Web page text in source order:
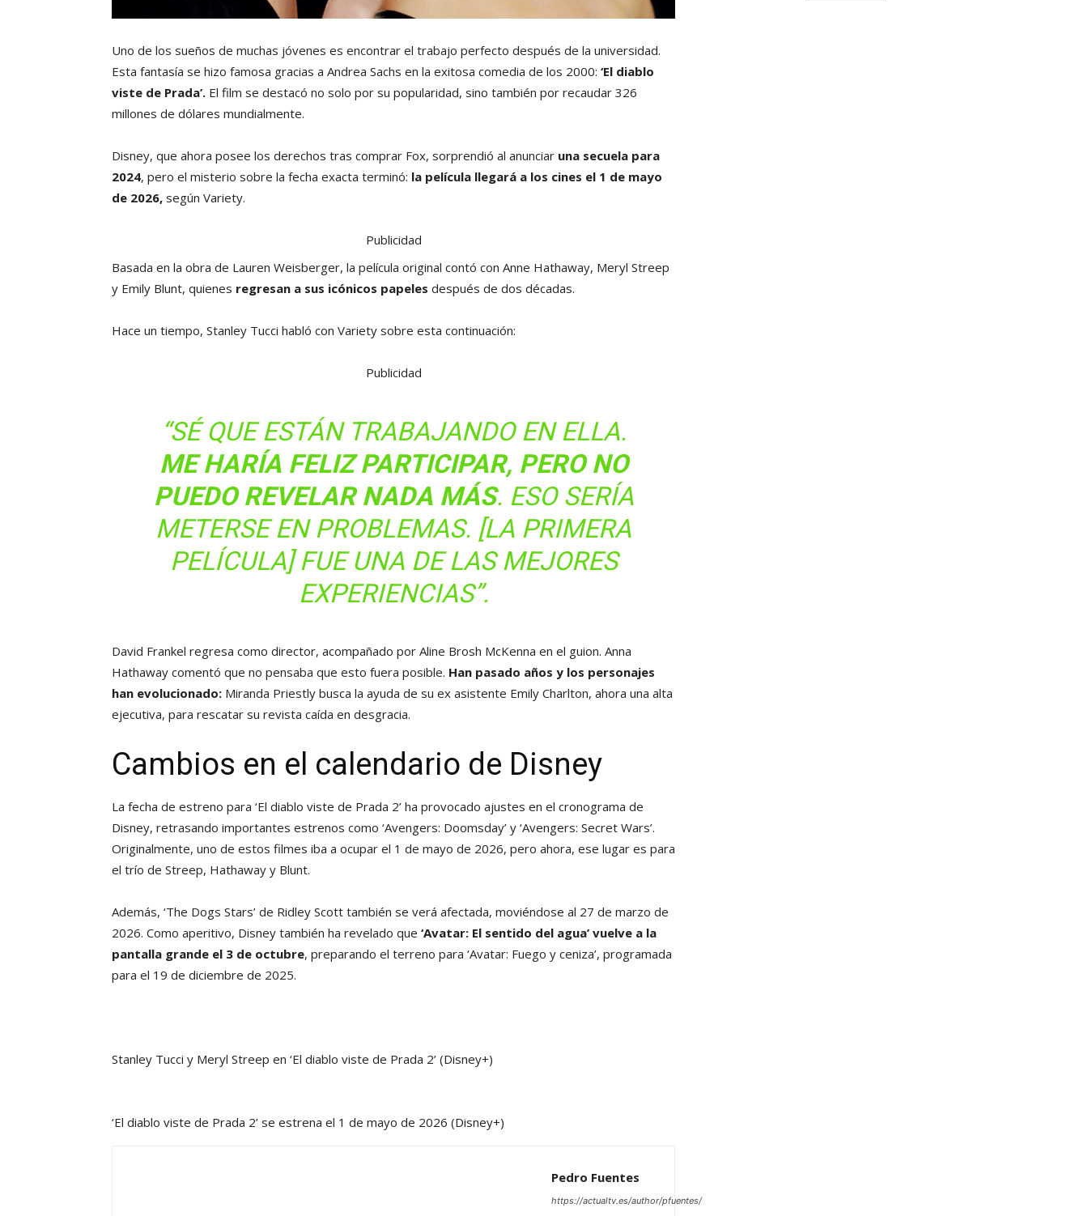
Uno de los sueños de muchas jóvenes es encontrar el trabajo perfecto después de la universidad.
Esta fantasía se hizo famosa gracias a Andrea Sachs en la exitosa comedia de los 2000: ‘El diablo
viste de Prada’. El film se destacó no solo por su popularidad, sino también por recaudar 326
millones de dólares mundialmente.
Disney, que ahora posee los derechos tras comprar Fox, sorprendió al anunciar una secuela para
2024, pero el misterio sobre la fecha exacta terminó: la película llegará a los cines el 1 de mayo
de 2026, según Variety.
Publicidad
Basada en la obra de Lauren Weisberger, la película original contó con Anne Hathaway, Meryl Streep
y Emily Blunt, quienes regresan a sus icónicos papeles después de dos décadas.
Hace un tiempo, Stanley Tucci habló con Variety sobre esta continuación:
Publicidad
“SÉ QUE ESTÁN TRABAJANDO EN ELLA.
ME HARÍA FELIZ PARTICIPAR, PERO NO
PUEDO REVELAR NADA MÁS. ESO SERÍA
METERSE EN PROBLEMAS. [LA PRIMERA
PELÍCULA] FUE UNA DE LAS MEJORES
EXPERIENCIAS”.
David Frankel regresa como director, acompañado por Aline Brosh McKenna en el guion. Anna
Hathaway comentó que no pensaba que esto fuera posible. Han pasado años y los personajes
han evolucionado: Miranda Priestly busca la ayuda de su ex asistente Emily Charlton, ahora una alta
ejecutiva, para rescatar su revista caída en desgracia.
Cambios en el calendario de Disney
La fecha de estreno para ‘El diablo viste de Prada 2’ ha provocado ajustes en el cronograma de
Disney, retrasando importantes estrenos como ‘Avengers: Doomsday’ y ‘Avengers: Secret Wars’.
Originalmente, uno de estos filmes iba a ocupar el 1 de mayo de 2026, pero ahora, ese lugar es para
el trío de Streep, Hathaway y Blunt.
Además, ‘The Dogs Stars’ de Ridley Scott también se verá afectada, moviéndose al 27 de marzo de
2026. Como aperitivo, Disney también ha revelado que ‘Avatar: El sentido del agua’ vuelve a la
pantalla grande el 3 de octubre, preparando el terreno para ‘Avatar: Fuego y ceniza’, programada
para el 19 de diciembre de 2025.
Stanley Tucci y Meryl Streep en ‘El diablo viste de Prada 2’ (Disney+)
‘El diablo viste de Prada 2’ se estrena el 1 de mayo de 2026 (Disney+)
Pedro Fuentes
https://actualtv.es/author/pfuentes/